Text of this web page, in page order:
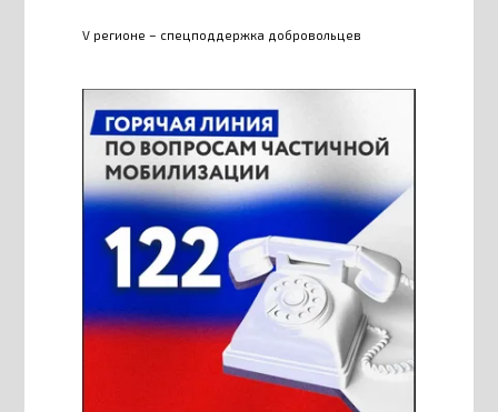
V регионе – спецподдержка добровольцев